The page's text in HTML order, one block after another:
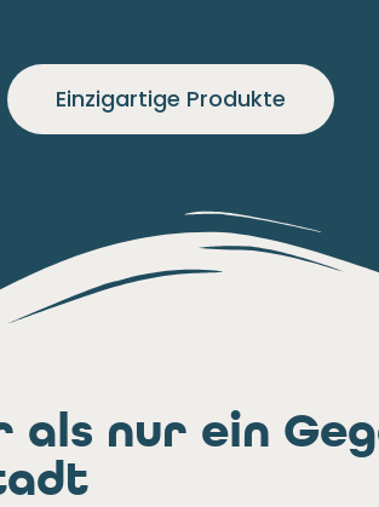
Einzigartige Produkte
als nur ein